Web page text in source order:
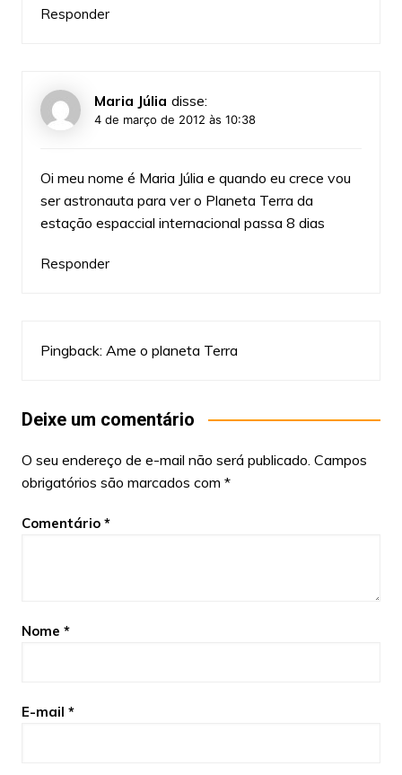
Responder
Maria Júlia disse:
4 de março de 2012 às 10:38
Oi meu nome é Maria Júlia e quando eu crece vou
ser astronauta para ver o Planeta Terra da
estação espaccial internacional passa 8 dias
Responder
Pingback: Ame o planeta Terra
Deixe um comentário
O seu endereço de e-mail não será publicado. Campos
obrigatórios são marcados com *
Comentário *
Nome *
E-mail *